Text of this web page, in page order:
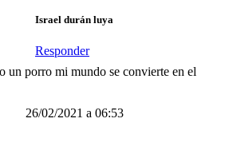
Israel durán luya
Responder
un porro mi mundo se convierte en el
26/02/2021 a 06:53